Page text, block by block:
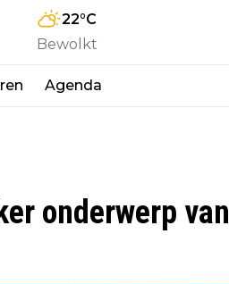
22°C
Bewolkt
Agenda
onderwerp van